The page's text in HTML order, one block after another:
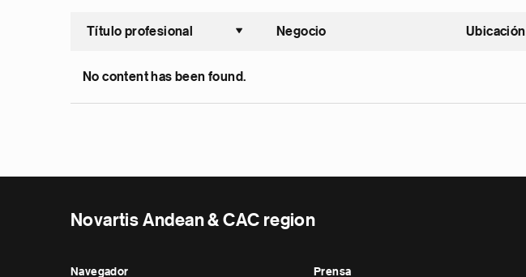
Título profesional
Ordenar ascendente
Negocio Ubicación
No content has been found.
Novartis Andean & CAC region
Navegador Prensa